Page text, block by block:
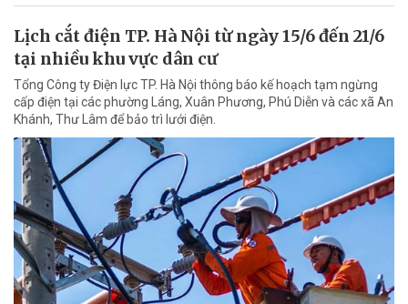
Lịch cắt điện TP. Hà Nội từ ngày 15/6 đến 21/6
tại nhiều khu vực dân cư
Tổng Công ty Điện lực TP. Hà Nội thông báo kế hoạch tạm ngừng
cấp điện tại các phường Láng, Xuân Phương, Phú Diễn và các xã An
Khánh, Thư Lâm để bảo trì lưới điện.